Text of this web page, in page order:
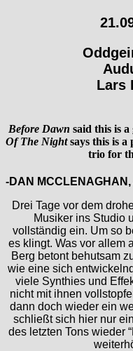
Lars
Before Dawn said this is
Of The Nightsays this is a
trio for
-DAN
Drei Tage vor dem
Musiker ins Studio
vollständig ein. Um so
es klingt. Was vor allem
Berg betont behutsam
wie eine sich
viele Synthies und
nicht mit ihnen
dann doch wieder ein
schließt sich hier nur
des letzten Tons wieder